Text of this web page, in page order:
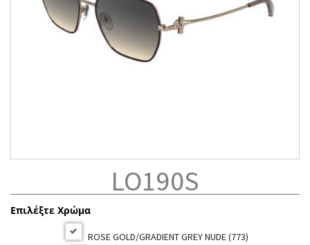
LO190S
Επιλέξτε Χρώμα
ROSE GOLD/GRADIENT GREY NUDE (773)